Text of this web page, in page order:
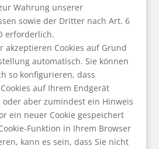
Wahrung unserer
sowie der Dritter nach Art. 6
erforderlich.
akzeptieren Cookies auf Grund
automatisch. Sie können
so konfigurieren, dass
auf Ihrem Endgerät
aber zumindest ein Hinweis
ein neuer Cookie gespeichert
Funktion in Ihrem Browser
kann es sein, dass Sie nicht